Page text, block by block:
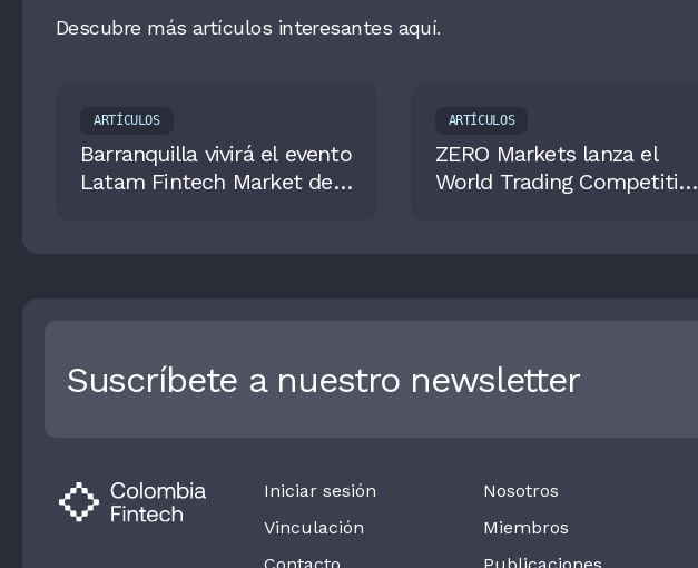
Descubre más artículos interesantes aquí.
ARTÍCULOS
Barranquilla vivirá el evento
Latam Fintech Market del
ARTÍCULOS
ZERO Markets lanza el
World Trading Competition
Suscríbete a nuestro newsletterNewsletter
Iniciar sesión
Vinculación
Nosotros
Miembros